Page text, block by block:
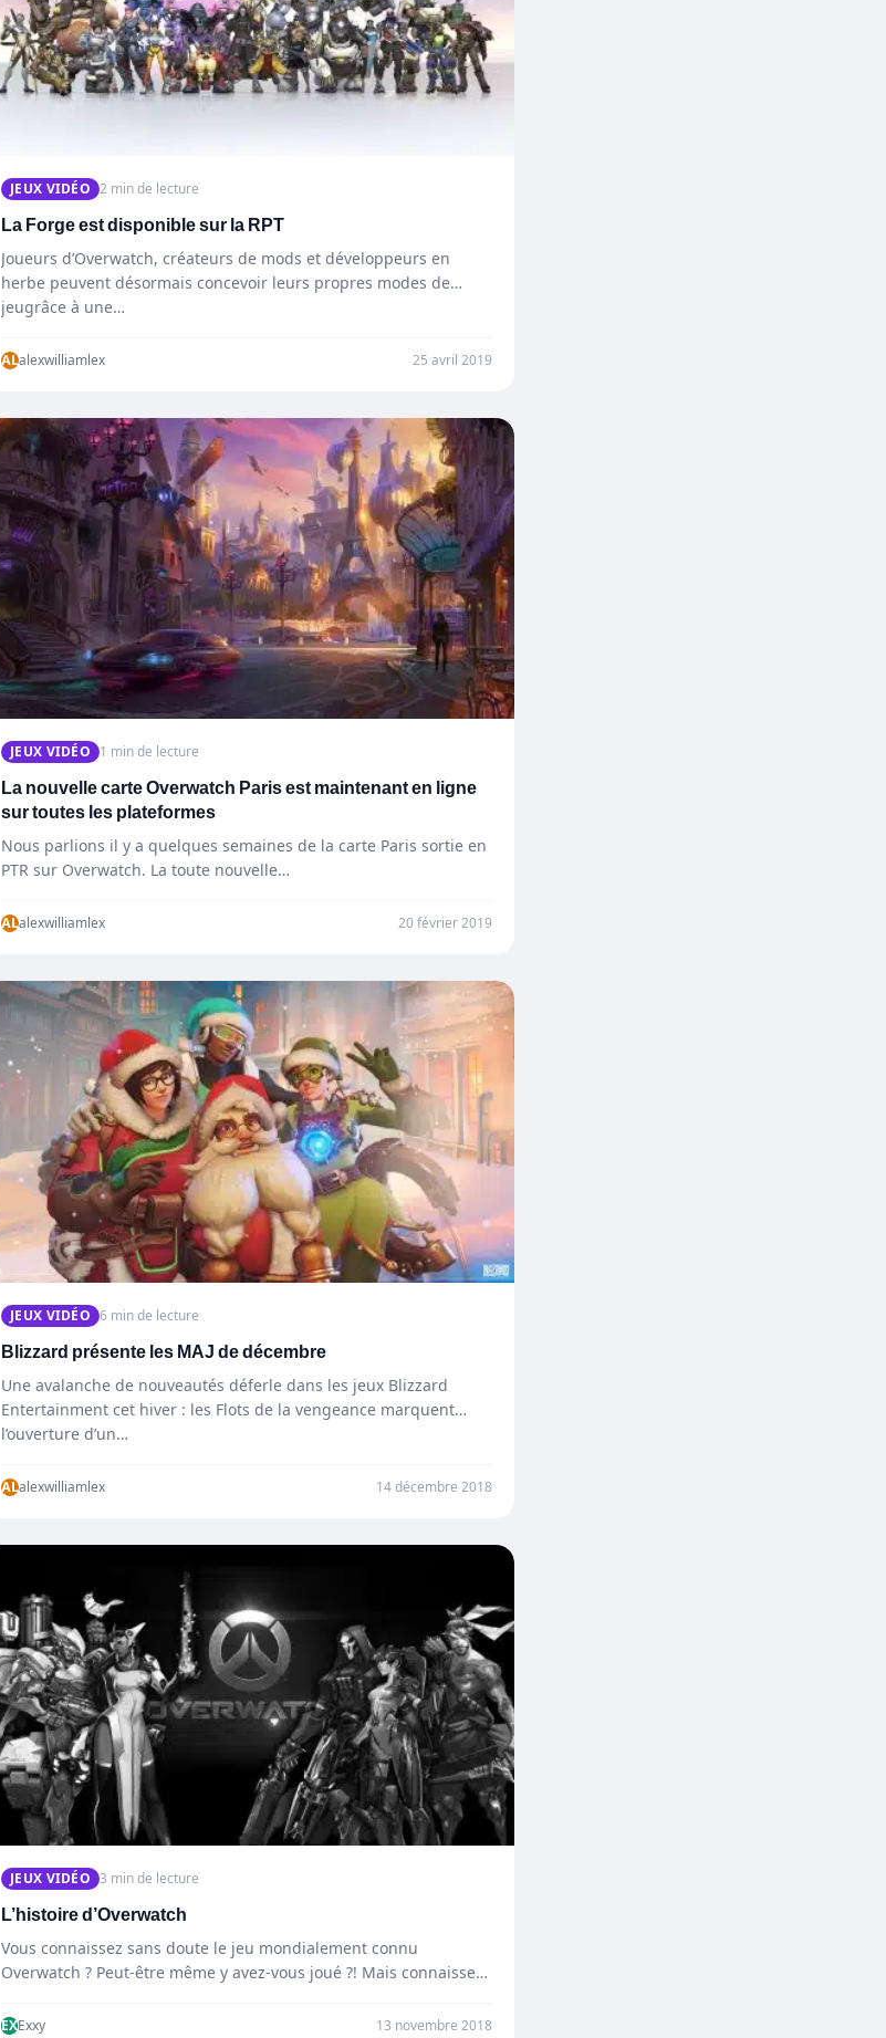
JEUX VIDÉO 2 min de lecture
La Forge est disponible sur la RPT
Joueurs d’Overwatch, créateurs de mods et développeurs en
herbe peuvent désormais concevoir leurs propres modes de
jeugrâce à une…
ALalexwilliamlex 25 avril 2019
JEUX VIDÉO 1 min de lecture
La nouvelle carte Overwatch Paris est maintenant en ligne
sur toutes les plateformes
Nous parlions il y a quelques semaines de la carte Paris sortie en
PTR sur Overwatch. La toute nouvelle…
ALalexwilliamlex 20 février 2019
JEUX VIDÉO 6 min de lecture
Blizzard présente les MAJ de décembre
Une avalanche de nouveautés déferle dans les jeux Blizzard
Entertainment cet hiver : les Flots de la vengeance marquent
l’ouverture d’un…
ALalexwilliamlex 14 décembre 2018
JEUX VIDÉO 3 min de lecture
L’histoire d’Overwatch
Vous connaissez sans doute le jeu mondialement connu
Overwatch ? Peut-être même y avez-vous joué ?! Mais connaissez-
EXExxy 13 novembre 2018